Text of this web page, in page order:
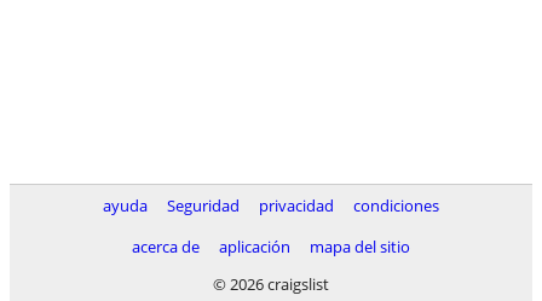
ayuda Seguridad privacidad
condiciones
acerca de
aplicación
mapa del sitio
© 2026 craigslist